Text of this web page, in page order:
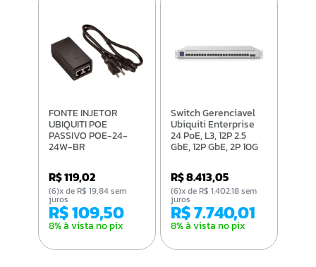
FONTE INJETOR
UBIQUITI POE
PASSIVO POE-24-
24W-BR
R$ 119,02
R$ 109,50
8% à vista no pix
(6)x de R$ 19,84 sem
juros
Switch Gerenciavel
Ubiquiti Enterprise
24 PoE, L3, 12P 2.5
GbE, 12P GbE, 2P 10G
Enterprise-24-PoE
R$ 8.413,05
R$ 7.740,01
8% à vista no pix
(6)x de R$ 1.402,18 sem
juros